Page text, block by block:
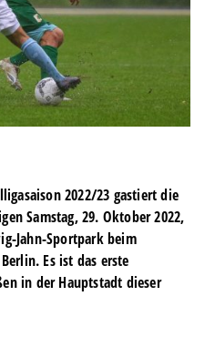
2022/23 gastiert die
Samstag, 29. Oktober 2022,
Jahn-Sportpark beim
Es ist das erste
in der Hauptstadt dieser